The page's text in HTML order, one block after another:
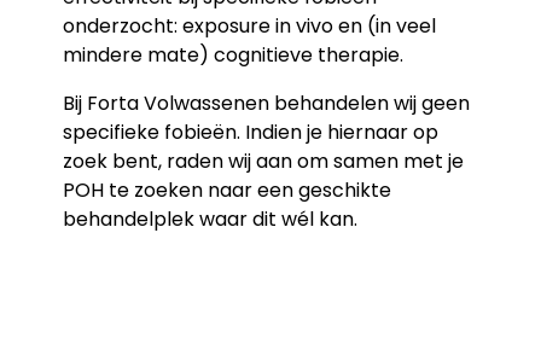
onderzocht: exposure in vivo en (in veel
mindere mate) cognitieve therapie.
Bij Forta Volwassenen behandelen wij geen
specifieke fobieën. Indien je hiernaar op
zoek bent, raden wij aan om samen met je
POH te zoeken naar een geschikte
behandelplek waar dit wél kan.